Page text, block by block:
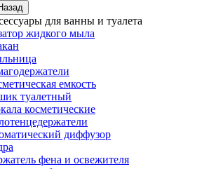
для ванны и туалета
жидкого мыла
емкость
туалетный
косметические
диффузор
фена и освежителя